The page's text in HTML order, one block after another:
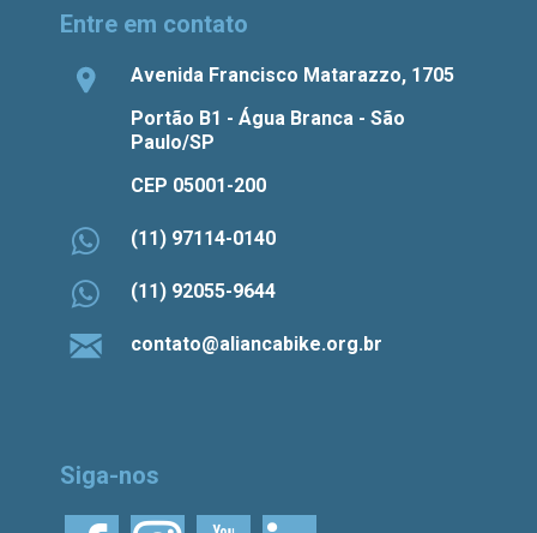
Entre em contato
Avenida Francisco Matarazzo, 1705
Portão B1 - Água Branca - São
Paulo/SP
CEP 05001-200
(11) 97114-0140
(11) 92055-9644
contato@aliancabike.org.br
Siga-nos